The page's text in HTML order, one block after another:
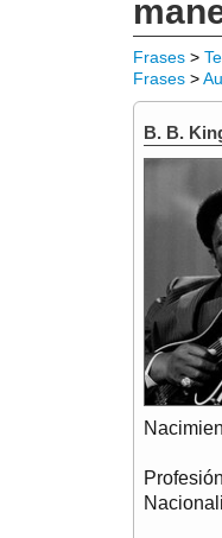
Frases >
Frases >
B. B.